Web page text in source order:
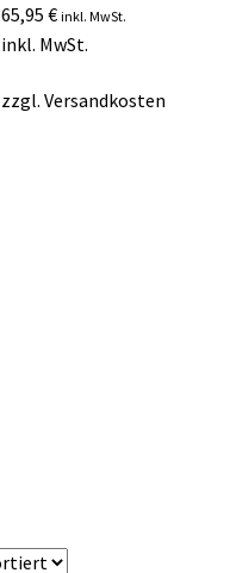
65,95€ inkl. MwSt.
inkl. MwSt.
zzgl.Versandkosten